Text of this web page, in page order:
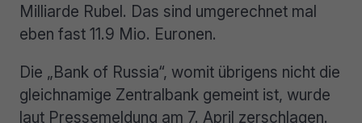
Milliarde Rubel. Das sind umgerechnet mal
eben fast 11.9 Mio. Euronen.
Die „Bank of Russia“, womit übrigens nicht die
gleichnamige Zentralbank gemeint ist, wurde
laut Pressemeldung am 7. April zerschlagen.